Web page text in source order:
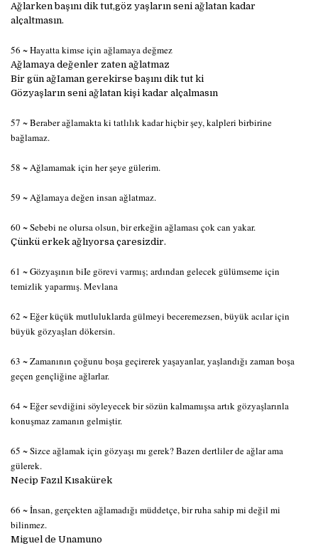
Ağlarken başını dik tut,göz yaşların seni ağlatan kadar
alçaltmasın.
56 ~ Hayatta kimse için ağlamaya değmez
Ağlamaya değenler zaten ağlatmaz
Bir gün ağIaman gerekirse başını dik tut ki
Gözyaşların seni ağlatan kişi kadar alçalmasın
57 ~ Beraber ağlamakta ki tatlılık kadar hiçbir şey, kalpleri birbirine
bağlamaz.
58 ~ Ağlamamak için her şeye gülerim.
59 ~ Ağlamaya değen insan ağlatmaz.
60 ~ Sebebi ne olursa olsun, bir erkeğin ağlaması çok can yakar.
Çünkü erkek ağlıyorsa çaresizdir.
61 ~ Gözyaşının biIe görevi varmış; ardından gelecek gülümseme için
temizlik yaparmış. Mevlana
62 ~ Eğer küçük mutluluklarda gülmeyi beceremezsen, büyük acılar için
büyük gözyaşları dökersin.
63 ~ Zamanının çoğunu boşa geçirerek yaşayanlar, yaşlandığı zaman boşa
geçen gençliğine ağlarlar.
64 ~ Eğer sevdiğini söyleyecek bir sözün kalmamışsa artık gözyaşlarınla
konuşmaz zamanın gelmiştir.
65 ~ Sizce ağlamak için gözyaşı mı gerek? Bazen dertliler de ağlar ama
gülerek.
Necip Fazıl Kısakürek
66 ~ İnsan, gerçekten ağlamadığı müddetçe, bir ruha sahip mi değil mi
bilinmez.
Miguel de Unamuno